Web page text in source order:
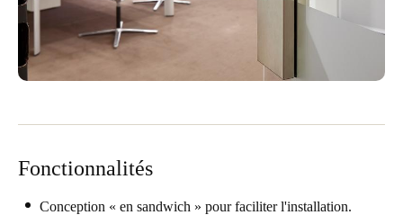
Switzerland |Français
DeutschFrançaisItaliano
Fonctionnalités
Conception « en sandwich » pour faciliter l'installation.